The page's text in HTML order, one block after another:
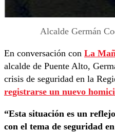
Alcalde Germán
En conversación con La
alcalde de Puente Alto,
crisis de seguridad en la
registrarse un nuevo
“Esta situación es un
con el tema de seguridad